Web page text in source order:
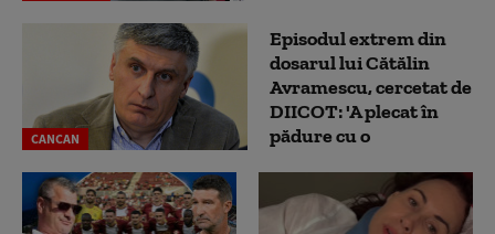
CANCAN
Episodul extrem din
dosarul lui Cătălin
Avramescu, cercetat de
DIICOT: 'A plecat în
pădure cu o